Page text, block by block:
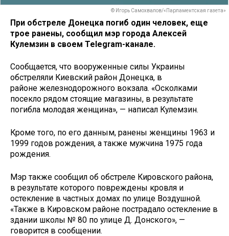
© Игорь Самохвалов/«Парламентская газета»
При обстреле Донецка погиб один человек, еще
трое ранены, сообщил мэр города Алексей
Кулемзин в своем Telegram-канале.
Сообщается, что вооруженные силы Украины
обстреляли Киевский район Донецка, в
районе железнодорожного вокзала. «Осколками
посекло рядом стоящие магазины, в результате
погибла молодая женщина», — написал Кулемзин.
Кроме того, по его данным, ранены женщины 1963 и
1999 годов рождения, а также мужчина 1975 года
рождения.
Мэр также сообщил об обстреле Кировского района,
в результате которого повреждены кровля и
остекление в частных домах по улице Воздушной.
«Также в Кировском районе пострадало остекление в
здании школы № 80 по улице Д. Донского», —
говорится в сообщении.